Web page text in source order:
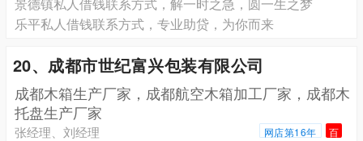
乐平私人借钱联系方式，专业助贷，为你而来
20、成都市世纪富兴包装有限公司
成都木箱生产厂家，成都航空木箱加工厂家，成都木
托盘生产厂家
张经理、刘经理 网店第16年 百